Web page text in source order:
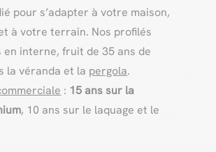
pour s’adapter à votre maison,
à votre terrain. Nos profilés
en interne, fruit de 35 ans de
la véranda et la pergola.
: 15 ans sur la
, 10 ans sur le laquage et le